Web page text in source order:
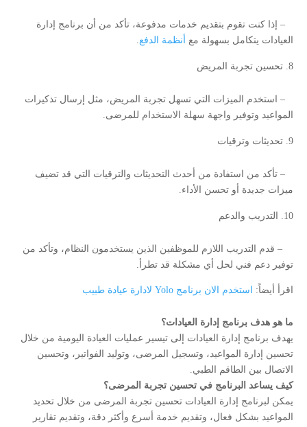
– إذا كنت تقوم بتقديم خدمات مدفوعة، تأكد من أن برنامج إدارة
العيادات يتكامل بسهولة مع
أنظمة الدفع.
تحسين تجربة المريض
– استخدم الميزات التي تسهل تجربة المريض، مثل إرسال تذكيرات
المواعيد وتوفير واجهة سهلة الاستخدام للمرضى.
تحديثات وترقيات
– تأكد من استفادة من أحدث التحديثات والترقيات التي قد تضيف
ميزات جديدة أو تحسن الأداء.
التدريب والدعم
– قدم التدريب اللازم للموظفين الذين يستخدمون النظام، وتأكد من
توفير دعم فني لحل أي مشكلة قد تطرأ.
اقرأ أيضاً: استخدم الان برنامج Yolo لادارة عيادة طبيب
ما هو هدف برنامج إدارة العيادات؟
يهدف برنامج إدارة العيادات إلى تيسير عمليات العيادة اليومية من خلال
تحسين إدارة المواعيد، وتسجيل المرضى، وتوليد الفواتير، وتحسين
الاتصال بين الطاقم الطبي.
كيف يساعد البرنامج في تحسين تجربة المرضى؟
يمكن لبرنامج إدارة العيادات تحسين تجربة المرضى من خلال تحديد
المواعيد بشكل فعال، وتقديم خدمة أسرع وأكثر دقة، وتقديم تقارير